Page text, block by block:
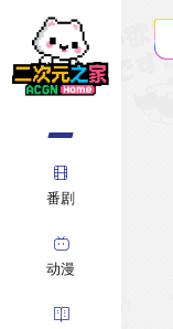
番剧
动漫